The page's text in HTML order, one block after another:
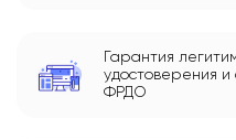
Гарантия
удостоверения
ФРДО